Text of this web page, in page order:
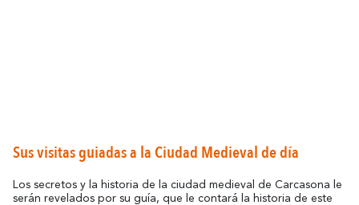
Sus visitas guiadas a la Ciudad Medieval de día
Los secretos y la historia de la ciudad medieval de Carcasona le
serán revelados por su guía, que le contará la historia de este